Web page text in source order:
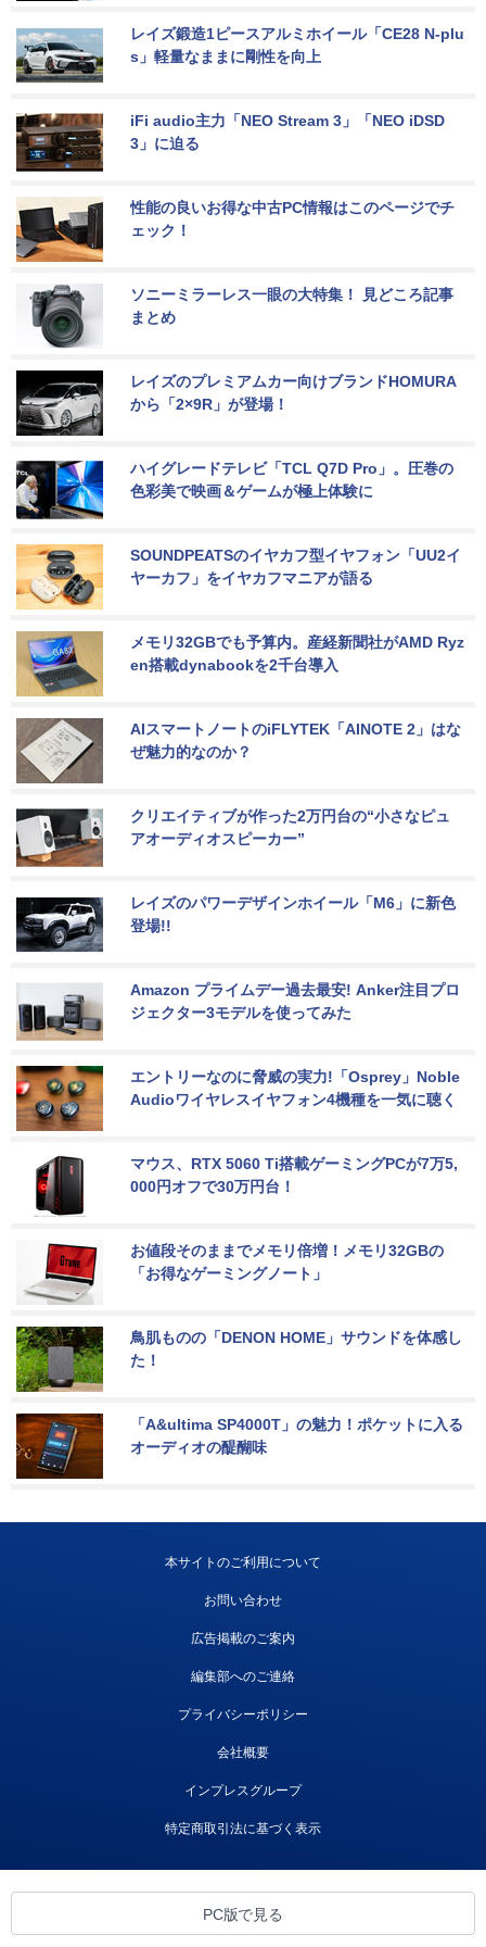
レイズ鍛造1ピースアルミホイール「CE28 N-plu
s」軽量なままに剛性を向上
iFi audio主力「NEO Stream 3」「NEO iDSD
3」に迫る
性能の良いお得な中古PC情報はこのページでチ
ェック！
ソニーミラーレス一眼の大特集！ 見どころ記事
まとめ
レイズのプレミアムカー向けブランドHOMURA
から「2×9R」が登場！
ハイグレードテレビ「TCL Q7D Pro」。圧巻の
色彩美で映画＆ゲームが極上体験に
SOUNDPEATSのイヤカフ型イヤフォン「UU2イ
ヤーカフ」をイヤカフマニアが語る
メモリ32GBでも予算内。産経新聞社がAMD Ryz
en搭載dynabookを2千台導入
AIスマートノートのiFLYTEK「AINOTE 2」はな
ぜ魅力的なのか？
クリエイティブが作った2万円台の“小さなピュ
アオーディオスピーカー”
レイズのパワーデザインホイール「M6」に新色
登場!!
Amazon プライムデー過去最安! Anker注目プロ
ジェクター3モデルを使ってみた
エントリーなのに脅威の実力!「Osprey」Noble
Audioワイヤレスイヤフォン4機種を一気に聴く
マウス、RTX 5060 Ti搭載ゲーミングPCが7万5,
000円オフで30万円台！
お値段そのままでメモリ倍増！メモリ32GBの
「お得なゲーミングノート」
鳥肌ものの「DENON HOME」サウンドを体感し
た！
「A&ultima SP4000T」の魅力！ポケットに入る
オーディオの醍醐味
本サイトのご利用について
お問い合わせ
広告掲載のご案内
編集部へのご連絡
プライバシーポリシー
会社概要
インプレスグループ
特定商取引法に基づく表示
PC版で見る